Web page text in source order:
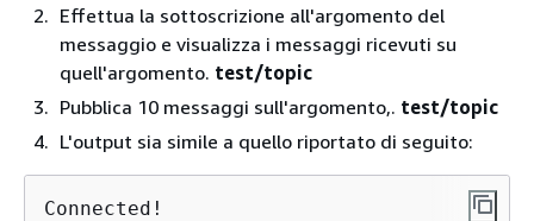
Effettua la sottoscrizione all'argomento del
messaggio e visualizza i messaggi ricevuti su
quell'argomento. test/topic
Pubblica 10 messaggi sull'argomento,. test/topic
L'output sia simile a quello riportato di seguito:
Connected!